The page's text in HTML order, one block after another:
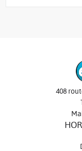
408